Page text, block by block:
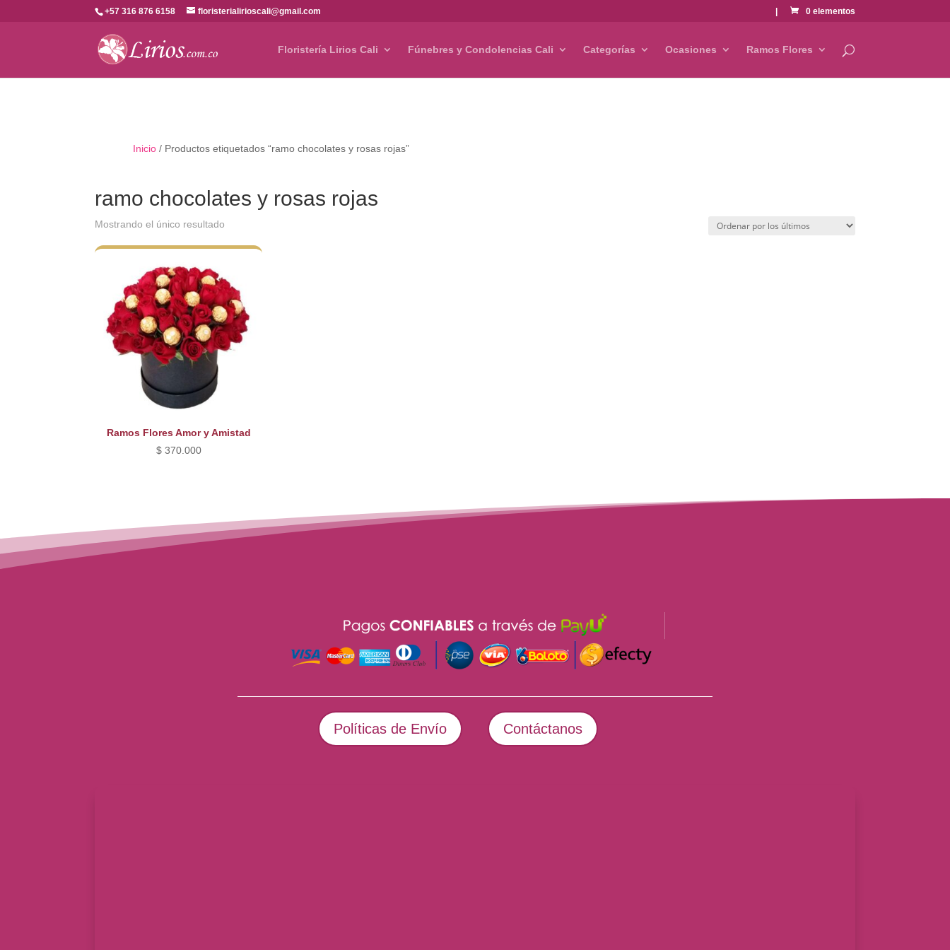
+57 316 876 6158 floristerialirioscali@gmail.com 0 elementos
Floristería Lirios Cali Fúnebres y Condolencias Cali Categorías Ocasiones Ramos Flores
Inicio / Productos etiquetados “ramo chocolates y rosas rojas”
ramo chocolates y rosas rojas
Mostrando el único resultado
Ramos Flores Amor y Amistad
$370.000
Políticas de Envío Contáctanos